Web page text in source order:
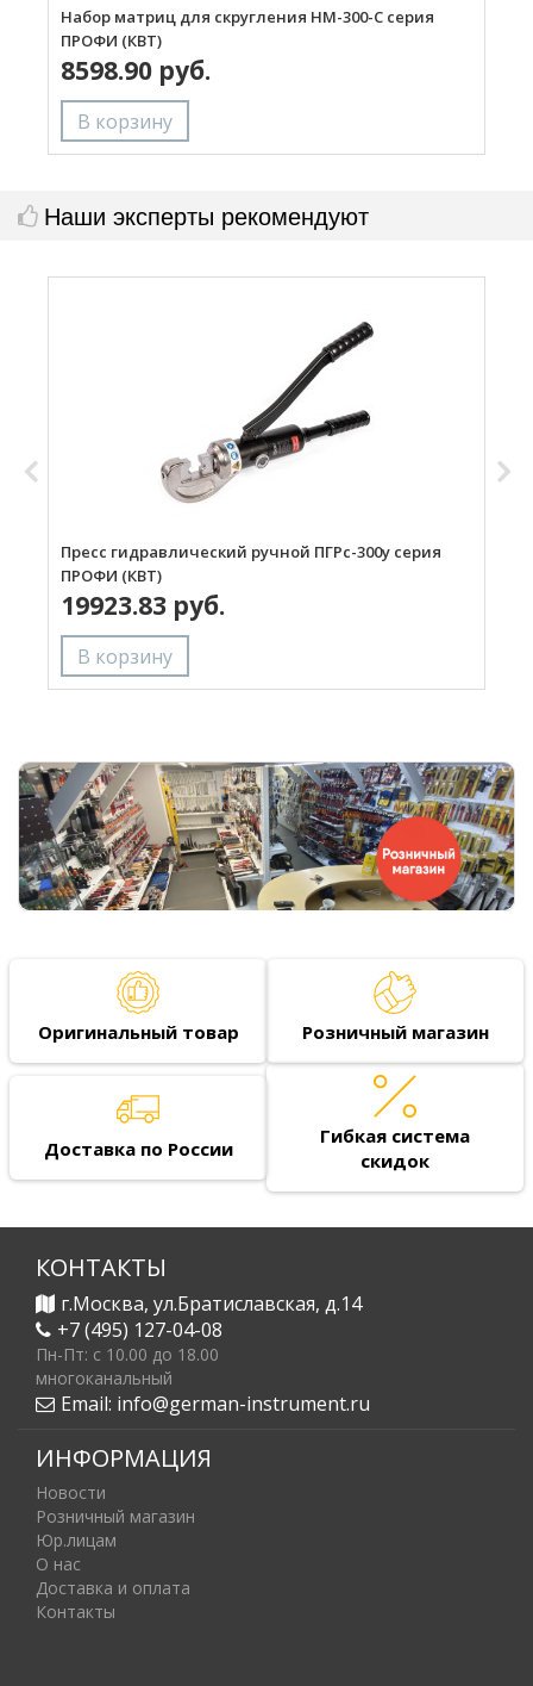
Набор матриц для скругления НМ-300-С серия
ПРОФИ (КВТ)
8598.90 руб.
Наши эксперты рекомендуют
Пресс гидравлический ручной ПГРс-300у серия
ПРОФИ (КВТ)
19923.83 руб.
Оригинальный товар Розничный магазин
Доставка по России
Гибкая система
скидок
КОНТАКТЫ
г.Москва, ул.Братиславская, д.14
+7 (495) 127-04-08
Пн-Пт: c 10.00 до 18.00
многоканальный
Email: info@german-instrument.ru
ИНФОРМАЦИЯ
Новости
Розничный магазин
Юр.лицам
О нас
Доставка и оплата
Контакты